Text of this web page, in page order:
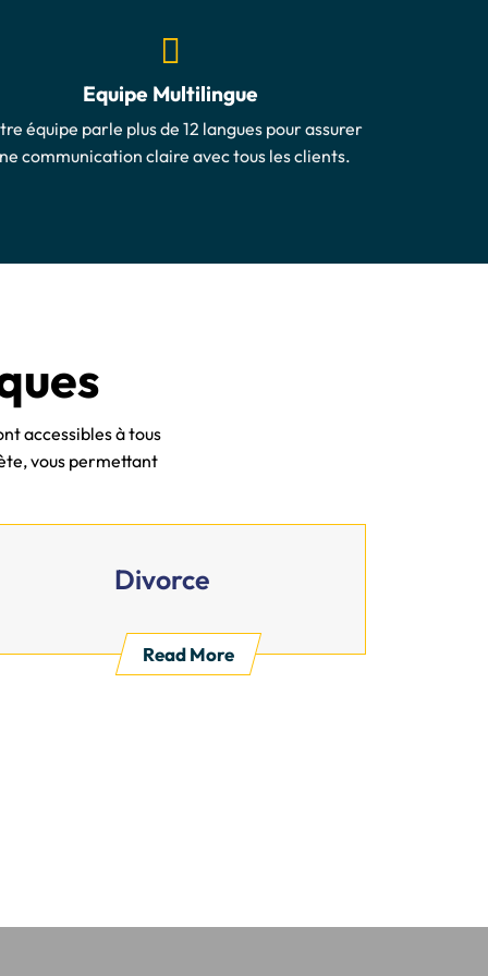
Equipe Multilingue
équipe parle plus de 12 langues pour assurer
communication claire avec tous les clients.
accessibles à tous
vous permettant
Divorce
Read More